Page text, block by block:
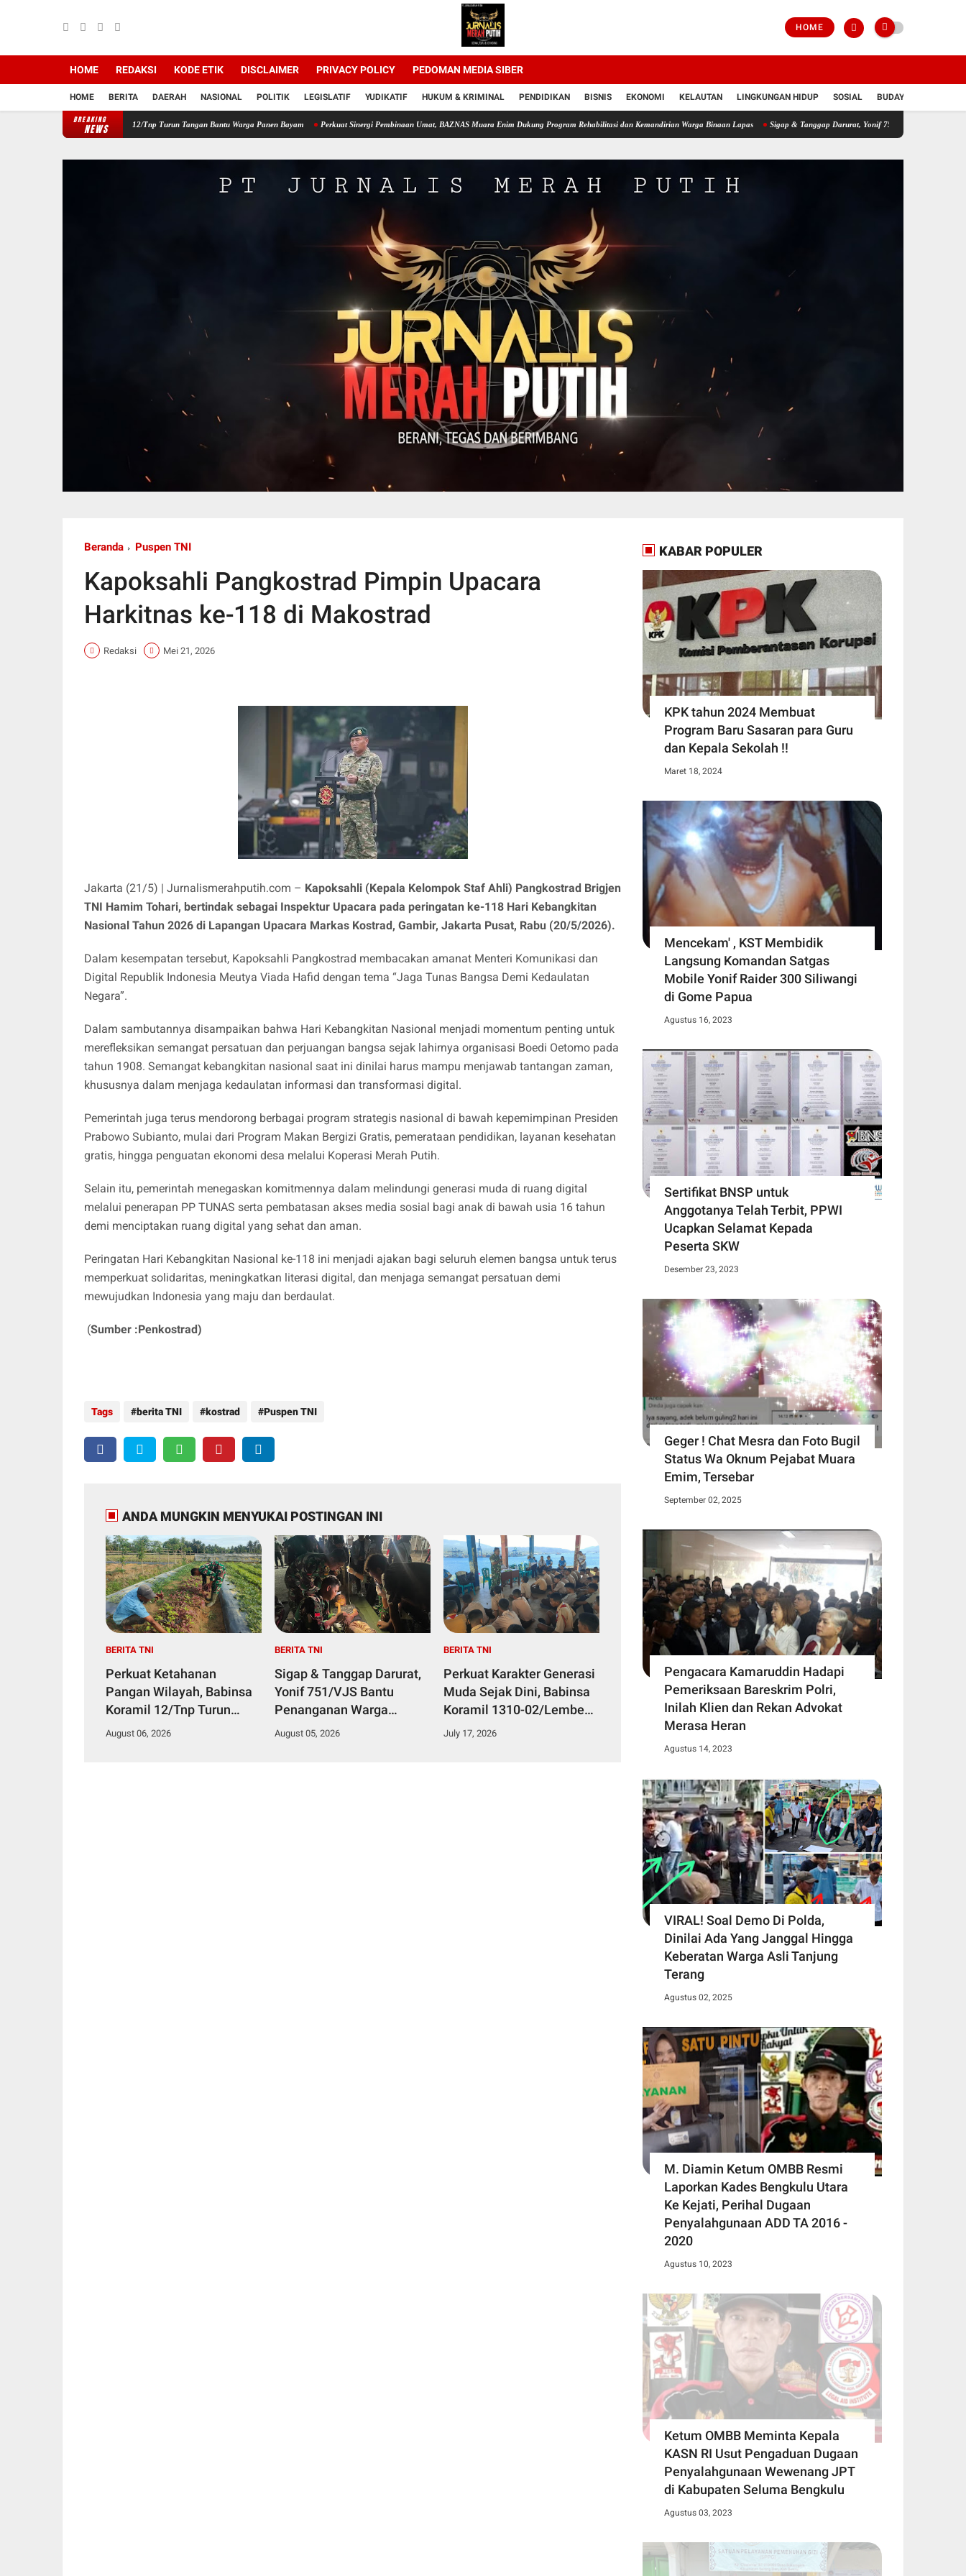
HOME
HOME REDAKSI KODE ETIK DISCLAIMER PRIVACY POLICY PEDOMAN MEDIA SIBER
HOME BERITA DAERAH NASIONAL POLITIK LEGISLATIF YUDIKATIF HUKUM & KRIMINAL PENDIDIKAN BISNIS EKONOMI KELAUTAN LINGKUNGAN HIDUP SOSIAL BUDAYA
BREAKING
NEWS
Babinsa Koramil 12/Tnp Turun Tangan Bantu Warga Panen Bayam Perkuat Sinergi Pembinaan Umat, BAZNAS Muara Enim Dukung Program Rehabilitasi dan Kemandirian Warga Binaan Lapas Sigap & Tanggap Darurat, Yonif 751/VJS Bantu Penanganan Warga
Beranda Puspen TNI
Kapoksahli Pangkostrad Pimpin Upacara
Harkitnas ke-118 di Makostrad
Redaksi Mei 21, 2026
Jakarta (21/5) | Jurnalismerahputih.com – Kapoksahli (Kepala Kelompok Staf Ahli) Pangkostrad Brigjen
TNI Hamim Tohari, bertindak sebagai Inspektur Upacara pada peringatan ke-118 Hari Kebangkitan
Nasional Tahun 2026 di Lapangan Upacara Markas Kostrad, Gambir, Jakarta Pusat, Rabu (20/5/2026).
Dalam kesempatan tersebut, Kapoksahli Pangkostrad membacakan amanat Menteri Komunikasi dan
Digital Republik Indonesia Meutya Viada Hafid dengan tema “Jaga Tunas Bangsa Demi Kedaulatan
Negara”.
Dalam sambutannya disampaikan bahwa Hari Kebangkitan Nasional menjadi momentum penting untuk
merefleksikan semangat persatuan dan perjuangan bangsa sejak lahirnya organisasi Boedi Oetomo pada
tahun 1908. Semangat kebangkitan nasional saat ini dinilai harus mampu menjawab tantangan zaman,
khususnya dalam menjaga kedaulatan informasi dan transformasi digital.
Pemerintah juga terus mendorong berbagai program strategis nasional di bawah kepemimpinan Presiden
Prabowo Subianto, mulai dari Program Makan Bergizi Gratis, pemerataan pendidikan, layanan kesehatan
gratis, hingga penguatan ekonomi desa melalui Koperasi Merah Putih.
Selain itu, pemerintah menegaskan komitmennya dalam melindungi generasi muda di ruang digital
melalui penerapan PP TUNAS serta pembatasan akses media sosial bagi anak di bawah usia 16 tahun
demi menciptakan ruang digital yang sehat dan aman.
Peringatan Hari Kebangkitan Nasional ke-118 ini menjadi ajakan bagi seluruh elemen bangsa untuk terus
memperkuat solidaritas, meningkatkan literasi digital, dan menjaga semangat persatuan demi
mewujudkan Indonesia yang maju dan berdaulat.
(Sumber :Penkostrad)
Tags berita TNI kostrad Puspen TNI
ANDA MUNGKIN MENYUKAI POSTINGAN INI
BERITA TNI
Perkuat Ketahanan
Pangan Wilayah, Babinsa
Koramil 12/Tnp Turun
Tangan Bantu Warga
August 06, 2026
BERITA TNI
Sigap & Tanggap Darurat,
Yonif 751/VJS Bantu
Penanganan Warga
Diduga Keracunan
August 05, 2026
BERITA TNI
Perkuat Karakter Generasi
Muda Sejak Dini, Babinsa
Koramil 1310-02/Lembeh
Berikan Materi Bela
July 17, 2026
KABAR POPULER
KPK tahun 2024 Membuat
Program Baru Sasaran para Guru
dan Kepala Sekolah !!
Maret 18, 2024
Mencekam' , KST Membidik
Langsung Komandan Satgas
Mobile Yonif Raider 300 Siliwangi
di Gome Papua
Agustus 16, 2023
Sertifikat BNSP untuk
Anggotanya Telah Terbit, PPWI
Ucapkan Selamat Kepada
Peserta SKW
Desember 23, 2023
Geger ! Chat Mesra dan Foto Bugil
Status Wa Oknum Pejabat Muara
Emim, Tersebar
September 02, 2025
Pengacara Kamaruddin Hadapi
Pemeriksaan Bareskrim Polri,
Inilah Klien dan Rekan Advokat
Merasa Heran
Agustus 14, 2023
VIRAL! Soal Demo Di Polda,
Dinilai Ada Yang Janggal Hingga
Keberatan Warga Asli Tanjung
Terang
Agustus 02, 2025
M. Diamin Ketum OMBB Resmi
Laporkan Kades Bengkulu Utara
Ke Kejati, Perihal Dugaan
Penyalahgunaan ADD TA 2016 -
2020
Agustus 10, 2023
Ketum OMBB Meminta Kepala
KASN RI Usut Pengaduan Dugaan
Penyalahgunaan Wewenang JPT
di Kabupaten Seluma Bengkulu
Agustus 03, 2023